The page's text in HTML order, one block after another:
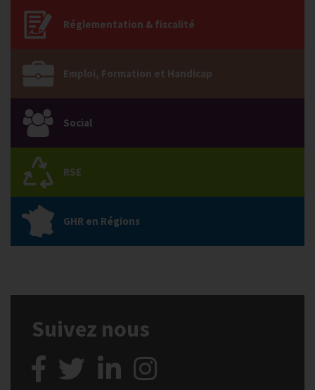
Réglementation & fiscalité
Emploi, Formation et Handicap
Social
RSE
GHR en Régions
Suivez nous